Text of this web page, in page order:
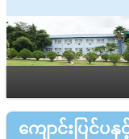
ကျောင်းပြင်